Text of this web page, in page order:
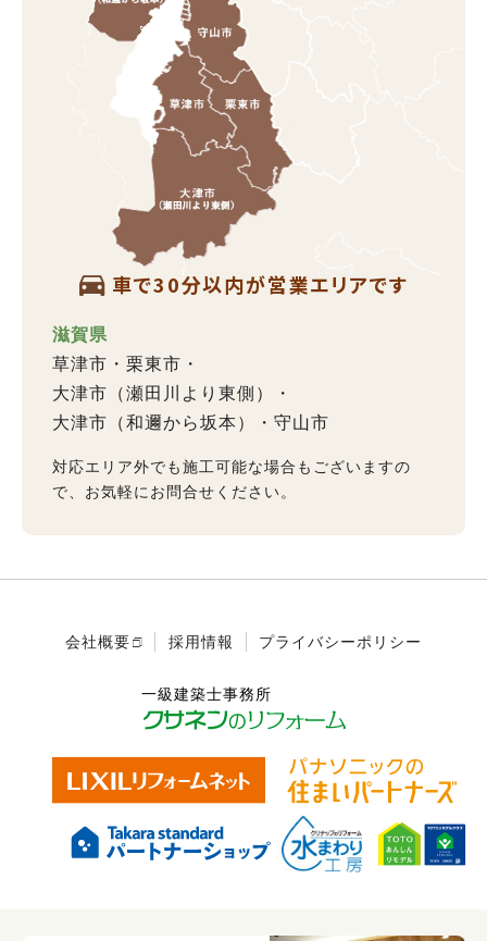
車で30分以内が営業エリアです
滋賀県
草津市
栗東市
大津市（瀬田川より東側）
大津市（和邇から坂本）
守山市
対応エリア外でも施工可能な場合もございますの
で、お気軽にお問合せください。
会社概要 採用情報 プライバシーポリシー